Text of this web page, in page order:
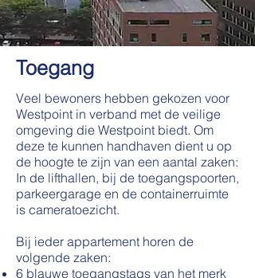
Toegang
Veel bewoners hebben gekozen voor
Westpoint in verband met de veilige
omgeving die Westpoint biedt. Om
deze te kunnen handhaven dient u op
de hoogte te zijn van een aantal zaken:
In de lifthallen, bij de toegangspoorten,
parkeergarage en de containerruimte
is cameratoezicht.
Bij ieder appartement horen de
volgende zaken:
6 blauwe toegangstags van het merk